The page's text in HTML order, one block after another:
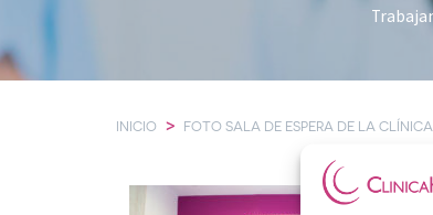
INICIO > FOTO SALA DE ESPERA DE LA CLÍNICA